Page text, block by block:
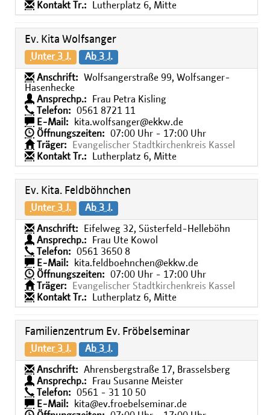
Kontakt Tr.:
Lutherplatz 6, Mitte
Ev. Kita Wolfsanger
Unter 3 J. Ab 3 J.
Anschrift:
Wolfsangerstraße 99, Wolfsanger-
Hasenhecke
Ansprechp.:
Frau Petra Kisling
Telefon:
0561 8721 11
E-Mail:
kita.wolfsanger@ekkw.de
Öffnungszeiten:
07:00 Uhr - 17:00 Uhr
Träger:
Evangelischer Stadtkirchenkreis Kassel
Kontakt Tr.:
Lutherplatz 6, Mitte
Ev. Kita. Feldböhnchen
Unter 3 J. Ab 3 J.
Anschrift:
Eifelweg 32, Süsterfeld-Helleböhn
Ansprechp.:
Frau Ute Kowol
Telefon:
0561 3650 8
E-Mail:
kita.feldboehnchen@ekkw.de
Öffnungszeiten:
07:00 Uhr - 17:00 Uhr
Träger:
Evangelischer Stadtkirchenkreis Kassel
Kontakt Tr.:
Lutherplatz 6, Mitte
Familienzentrum Ev. Fröbelseminar
Unter 3 J. Ab 3 J.
Anschrift:
Ahrensbergstraße 17, Brasselsberg
Ansprechp.:
Frau Susanne Meister
Telefon:
0561 - 31 10 50
E-Mail:
kita@ev.froebelseminar.de